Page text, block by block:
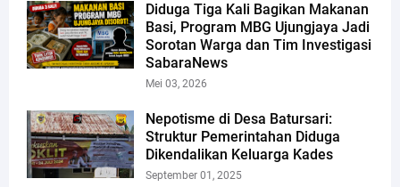
Diduga Tiga Kali Bagikan Makanan
Basi, Program MBG Ujungjaya Jadi
Sorotan Warga dan Tim Investigasi
SabaraNews
Mei 03, 2026
Nepotisme di Desa Batursari:
Struktur Pemerintahan Diduga
Dikendalikan Keluarga Kades
September 01, 2025